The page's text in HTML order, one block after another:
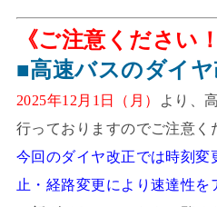
《ご注意ください！
■高速バスのダイ
2025年12月1日（月）
より、
行っておりますのでご注意く
今回のダイヤ改正では時刻変
止・経路変更により速達性を